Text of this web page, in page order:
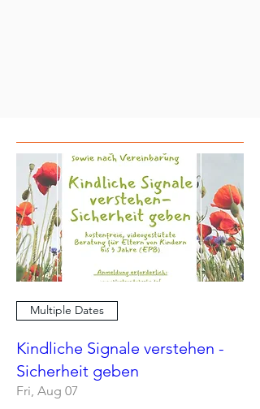
Multiple Dates
Kindliche Signale verstehen -
Sicherheit geben
Fri, Aug 07